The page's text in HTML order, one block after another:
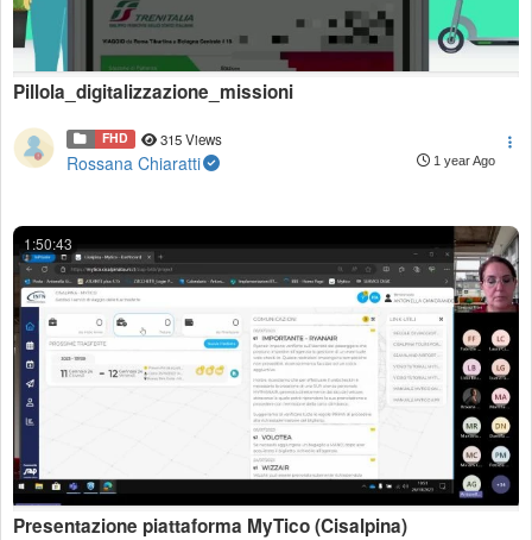
Pillola_digitalizzazione_missioni
FHD 315 Views
Rossana Chiaratti 1 year Ago
1:50:43
Presentazione piattaforma MyTico (Cisalpina)